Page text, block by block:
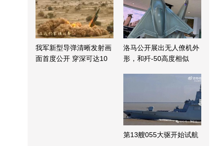
我军新型导弹清晰发射画
面首度公开 穿深可达10
洛马公开展出无人僚机外
形，和歼-50高度相似
第13艘055大驱开始试航